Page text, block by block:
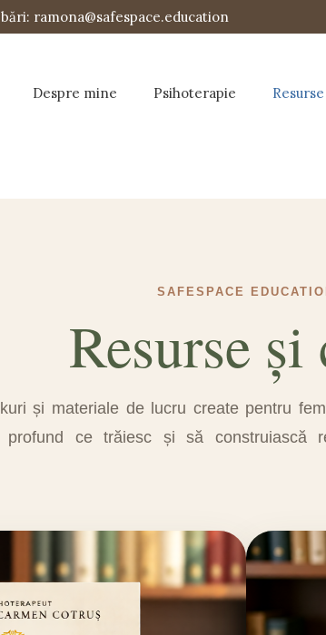
ramona@safespace.education
Despre mine Psihoterapie
SAFESPACE
Resurse
și materiale de lucru create pentru
profund ce trăiesc și să construiască